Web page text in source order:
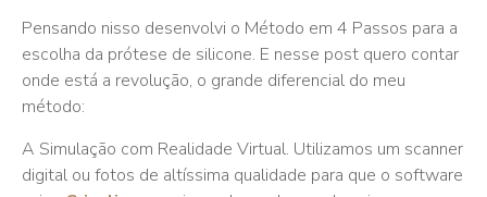
Pensando nisso desenvolvi o Método em 4 Passos para a
escolha da prótese de silicone. E nesse post quero contar
onde está a revolução, o grande diferencial do meu
método:
A Simulação com Realidade Virtual. Utilizamos um scanner
digital ou fotos de altíssima qualidade para que o software